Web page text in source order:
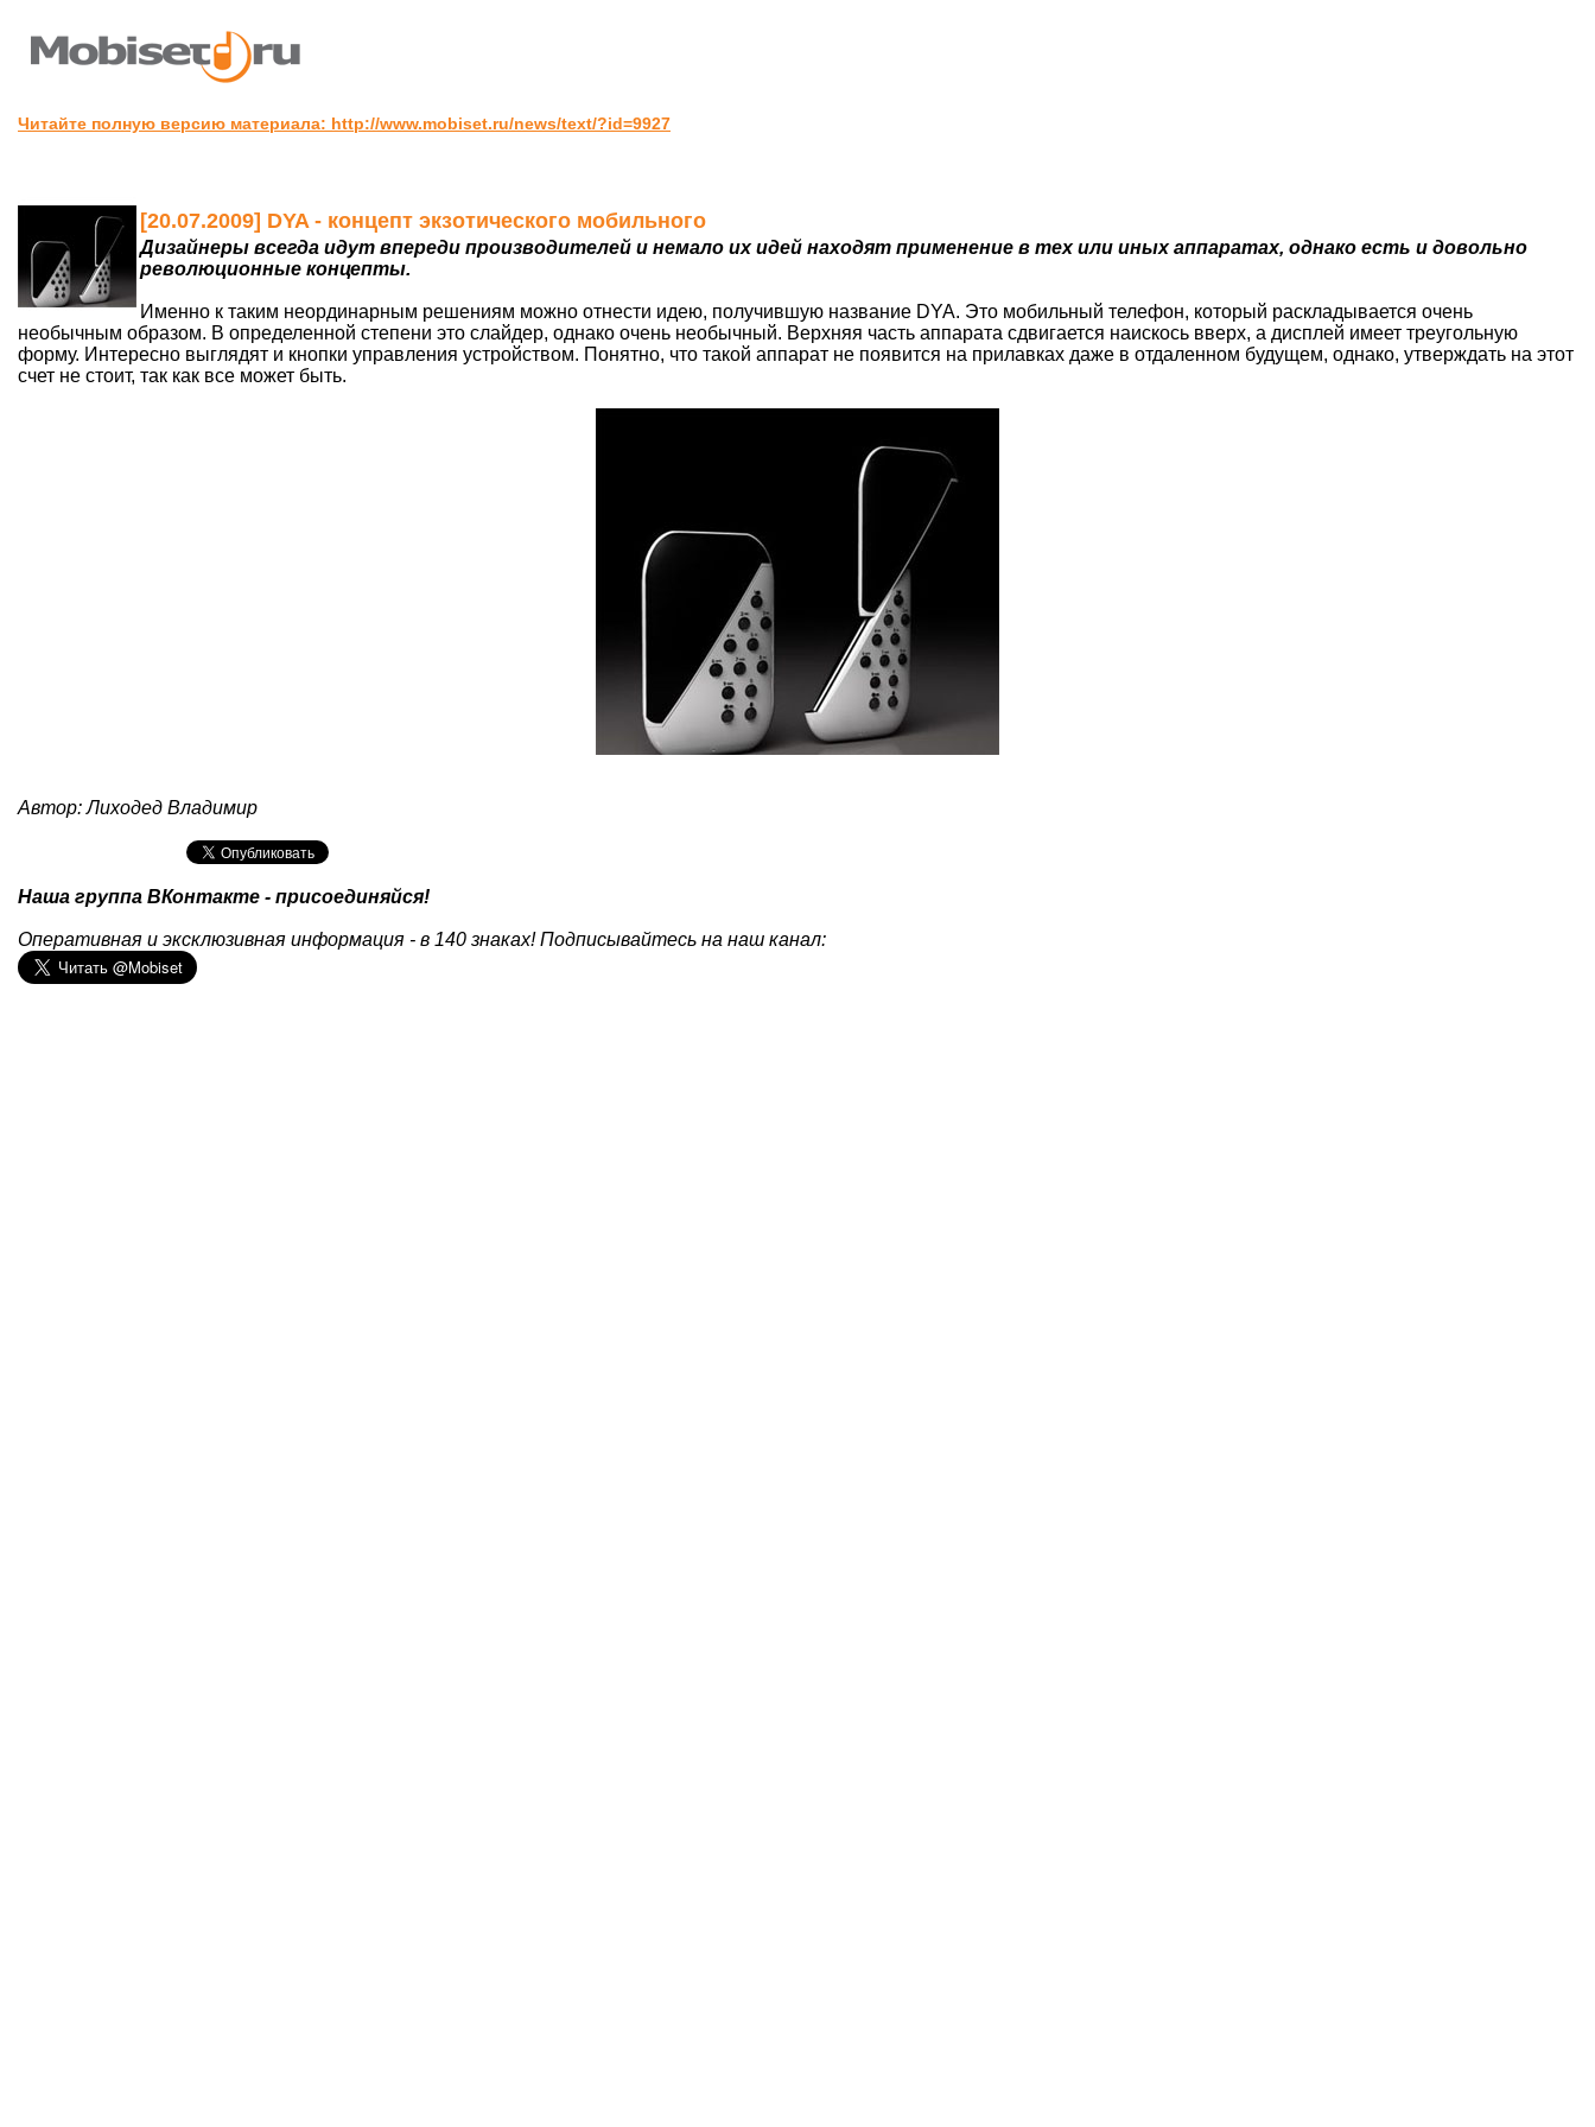
Читайте полную версию материала: http://www.mobiset.ru/news/text/?id=9927
[20.07.2009] DYA - концепт экзотического мобильного
Дизайнеры всегда идут впереди производителей и немало их идей находят применение в тех или иных аппаратах, однако есть и довольно
революционные концепты.
Именно к таким неординарным решениям можно отнести идею, получившую название DYA. Это мобильный телефон, который раскладывается очень
необычным образом. В определенной степени это слайдер, однако очень необычный. Верхняя часть аппарата сдвигается наискось вверх, а дисплей имеет треугольную
форму. Интересно выглядят и кнопки управления устройством. Понятно, что такой аппарат не появится на прилавках даже в отдаленном будущем, однако, утверждать на этот
счет не стоит, так как все может быть.
Автор: Лиходед Владимир
Наша группа ВКонтакте - присоединяйся!
Оперативная и эксклюзивная информация - в 140 знаках! Подписывайтесь на наш канал: